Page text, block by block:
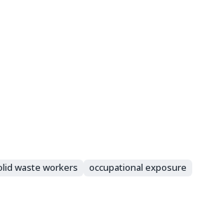
waste workers occupational exposure